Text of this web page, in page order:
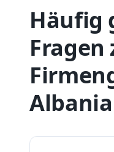
Häufig
Fragen
Albania